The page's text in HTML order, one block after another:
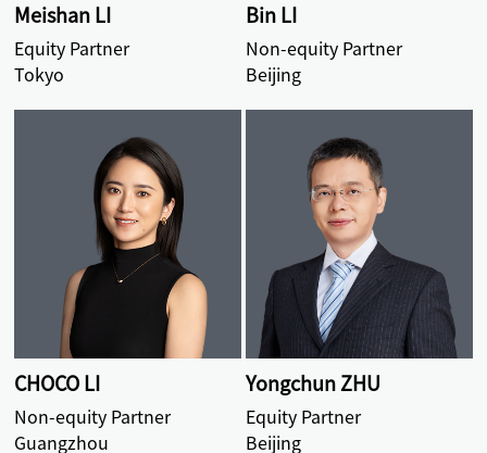
Meishan LI
Equity Partner
Tokyo
Bin LI
Non-equity Partner
Beijing
CHOCO LI
Non-equity Partner
Guangzhou
Yongchun ZHU
Equity Partner
Beijing